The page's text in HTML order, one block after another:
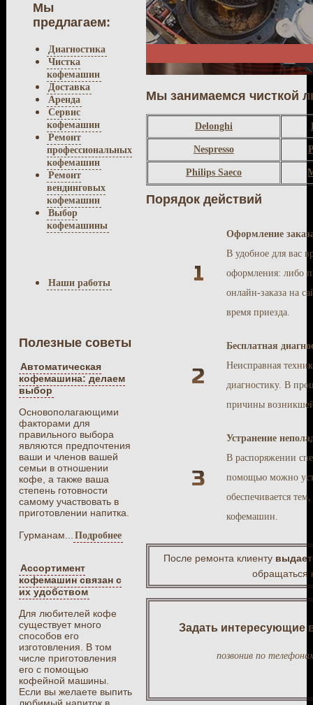
Мы
предлагаем:
Диагностика
Чистка
кофемашин
Доставка
Аренда
Сервис
кофемашин
Ремонт
профессиональных
кофемашин
Ремонт
вендинговых
кофемашин
Выбор
кофемашины
Наши работы
Полезные советы
Автоматическая
кофемашина: делаем
выбор
Основополагающими
факторами для
правильного выбора
являются предпочтения
ваши и членов вашей
семьи в отношении
кофе, а также ваша
степень готовности
самому участвовать в
приготовлении напитка.
Гурманам...
Подробнее
Ассортимент
кофемашин связан с
их удобством
Для любителей кофе
существует много
способов его
изготовления. В том
числе приготовления
его с помощью
кофейной машины.
Если вы желаете выпить
Мы занимаемся чисткой
Delonghi
Nespresso
Philips Saeco
Порядок действий
Оформление
В удобное для вас
оформления: либо
онлайн-заказа на
время приезда.
Бесплатная
Неисправная
диагностику. В
причины
Устранение
В распоряжении
помощью можно
обеспечивается
кофемашин.
После ремонта клиенту
обращаться
Задать интересующие
позвонив по